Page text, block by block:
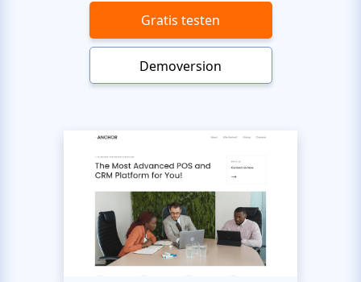
Gratis testen
Demoversion